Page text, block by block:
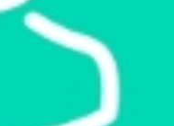
площадью 419.4 м²